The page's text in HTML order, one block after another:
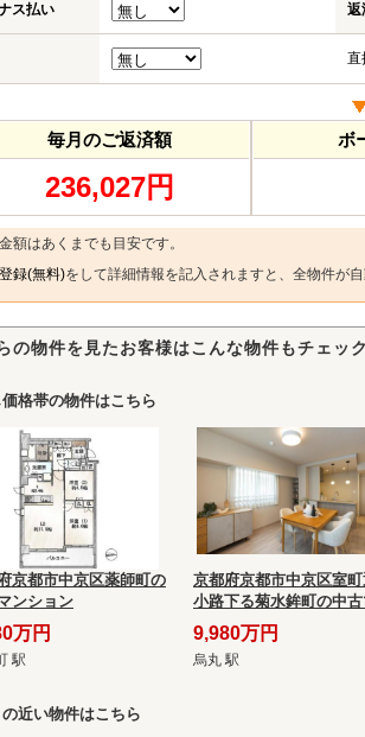
ス払い 返
直
毎月のご返済額
236,027円
ボ
額はあくまでも目安です。
録(無料)をして詳細情報を記入されますと、全物件が
の物件を見たお客様はこんな物件もチェッ
価格帯の物件はこちら
京都市中京区薬師町の
ンション
万円
駅
京都府京都市中京区室
小路下る菊水鉾町の中
ション
9,980万円
烏丸 駅
近い物件はこちら